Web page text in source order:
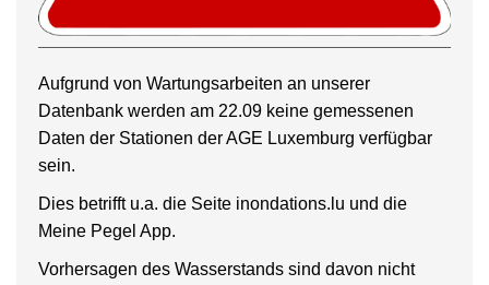
Aufgrund von Wartungsarbeiten an unserer
Datenbank werden am 22.09 keine gemessenen
Daten der Stationen der AGE Luxemburg verfügbar
sein.
Dies betrifft u.a. die Seite inondations.lu und die
Meine Pegel App.
Vorhersagen des Wasserstands sind davon nicht